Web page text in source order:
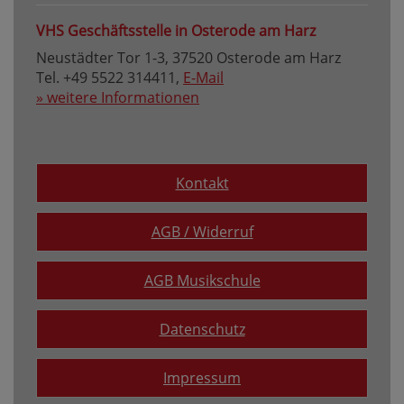
VHS Geschäftsstelle in Osterode am Harz
Neustädter Tor 1-3, 37520 Osterode am Harz
Tel. +49 5522 314411, E-Mail
» weitere Informationen
Kontakt
AGB / Widerruf
AGB Musikschule
Datenschutz
Impressum